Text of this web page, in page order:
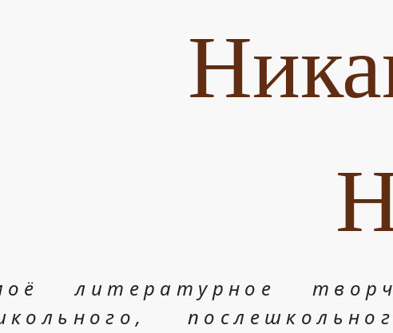
литературное